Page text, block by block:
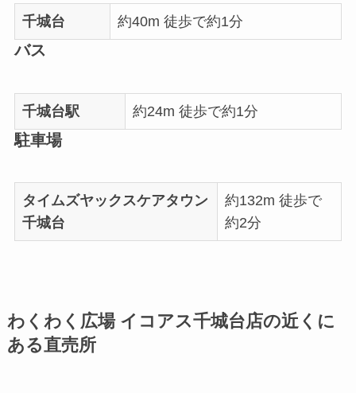
千城台 約40m 徒歩で約1分
バス
千城台駅 約24m 徒歩で約1分
駐車場
タイムズヤックスケアタウン
千城台
約132m 徒歩で
約2分
わくわく広場 イコアス千城台店の近くに
ある直売所